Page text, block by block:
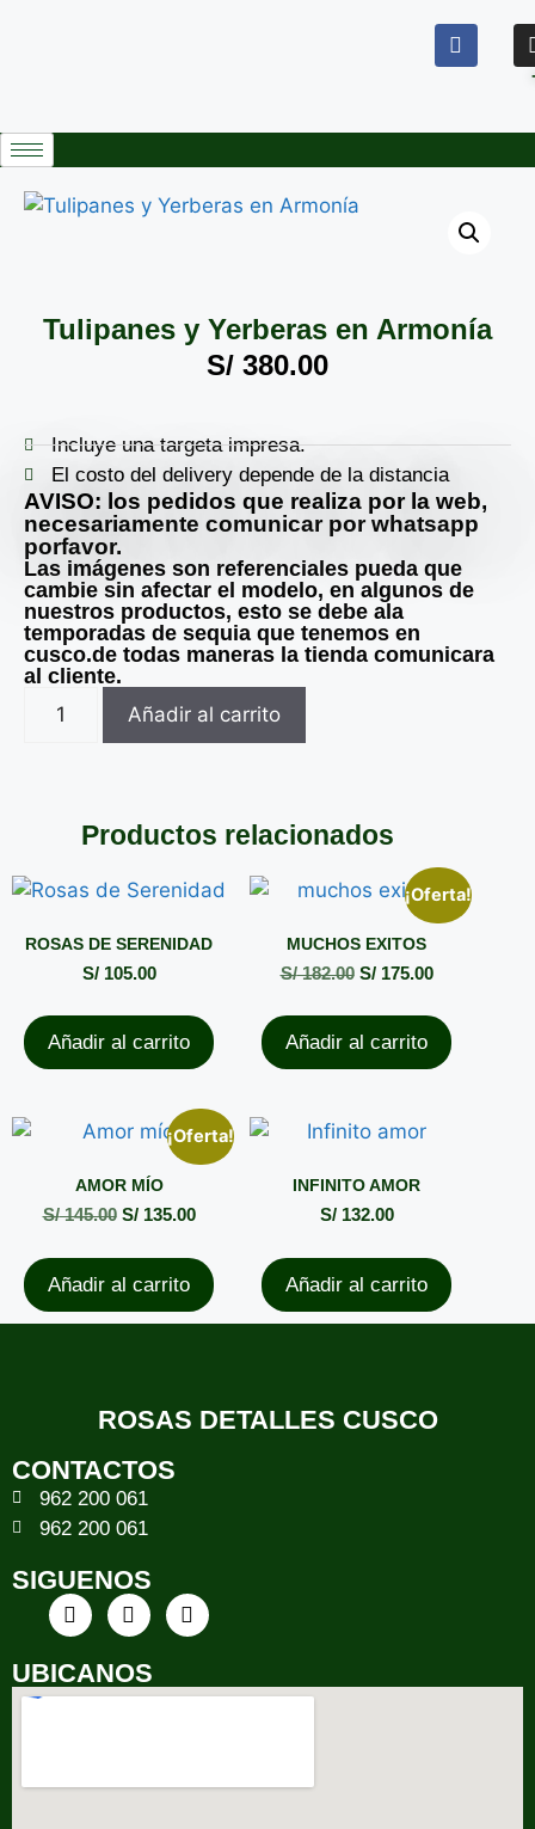
Tulipanes y Yerberas en Armonía
S/ 380.00
Incluye una targeta impresa.
El costo del delivery depende de la distancia
AVISO: los pedidos que realiza por la web,
necesariamente comunicar por whatsapp
porfavor.
Las imágenes son referenciales pueda que
cambie sin afectar el modelo, en algunos de
nuestros productos, esto se debe ala
temporadas de sequia que tenemos en
cusco.de todas maneras la tienda comunicara
al cliente.
Añadir al carrito
Productos relacionados
ROSAS DE SERENIDAD
S/105.00
Añadir al carrito
¡Oferta!
MUCHOS EXITOS
S/182.00 S/175.00
Añadir al carrito
¡Oferta!
AMOR MÍO
S/145.00 S/135.00
Añadir al carrito
INFINITO AMOR
S/132.00
Añadir al carrito
ROSAS DETALLES CUSCO
CONTACTOS
962 200 061
962 200 061
SIGUENOS
UBICANOS